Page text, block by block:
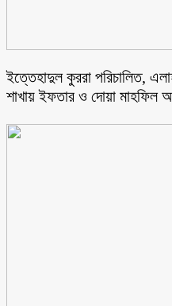
ইত্তেহাদুল কুররা পরিচালিত,
শাখায় ইফতার ও দোয়া মাহফিল